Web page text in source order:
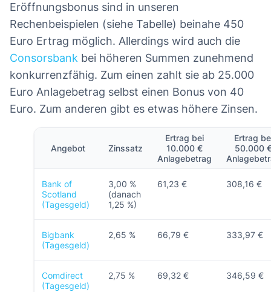
Eröffnungsbonus sind in unseren
Rechenbeispielen (siehe Tabelle) beinahe 450
Euro Ertrag möglich. Allerdings wird auch die
Consorsbank bei höheren Summen zunehmend
konkurrenzfähig. Zum einen zahlt sie ab 25.000
Euro Anlagebetrag selbst einen Bonus von 40
Euro. Zum anderen gibt es etwas höhere Zinsen.
Angebot Zinssatz
Ertrag bei
10.000 €
Anlagebetrag
Ertrag
50.000
Bank of
Scotland
(Tagesgeld)
3,00 %
(danach
1,25 %)
61,23 € 308,16 €
Bigbank
(Tagesgeld)
2,65 % 66,79 € 333,97 €
Comdirect
(Tagesgeld)
2,75 % 69,32 € 346,59 €